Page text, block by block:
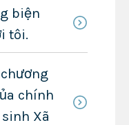
biện
tôi.
chính
Xã